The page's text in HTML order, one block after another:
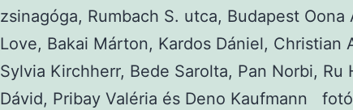
zsinagóga, Rumbach S. utca, Budapest Oona
Love, Bakai Márton, Kardos Dániel, Christian
Sylvia Kirchherr, Bede Sarolta, Pan Norbi, Ru
Dávid, Pribay Valéria és Deno Kaufmann